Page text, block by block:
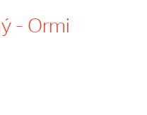
- Ormi